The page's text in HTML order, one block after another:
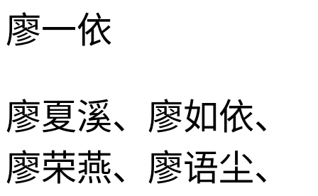
廖一依
廖夏溪、廖如依、
廖荣燕、廖语尘、